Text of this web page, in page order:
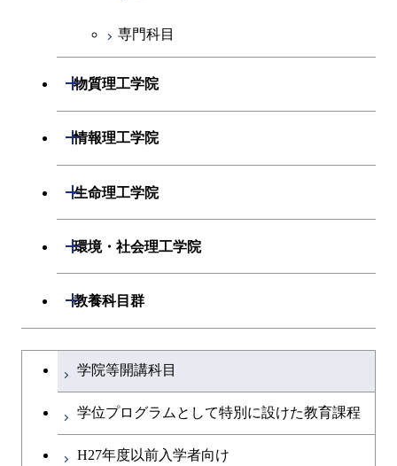
エンジニアリングデザイン
コース
人間医療科学技術コース
経営工学コース
専門科目
物質理工学院
開閉
材料系
開閉
エネルギーコース
原子核工学コース
人間医療科学技術コース
応用化学コース
ース
原子核工学コース
専門科目
情報理工学院
開閉
数理・計算科学系
開閉
知能情報コース
情報工学コース
知能情報コース
エネルギー・情報コース
専門科目
生命理工学院
開閉
生命理工学系
開閉
ライフエンジニアリングコ
ース
環境・社会理工学院
開閉
建築学系
開閉
コース
都市・環境学コース
コース
開閉
教養科目群
開閉
文系教養科目
英語科目
第二外国語科目
大学院課程を切り替える
学院等開講科目
学位プログラムとして特別に設けた教育課程
H27年度以前入学者向け